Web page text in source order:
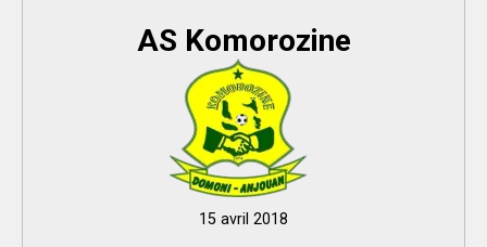
AS Komorozine
15 avril 2018